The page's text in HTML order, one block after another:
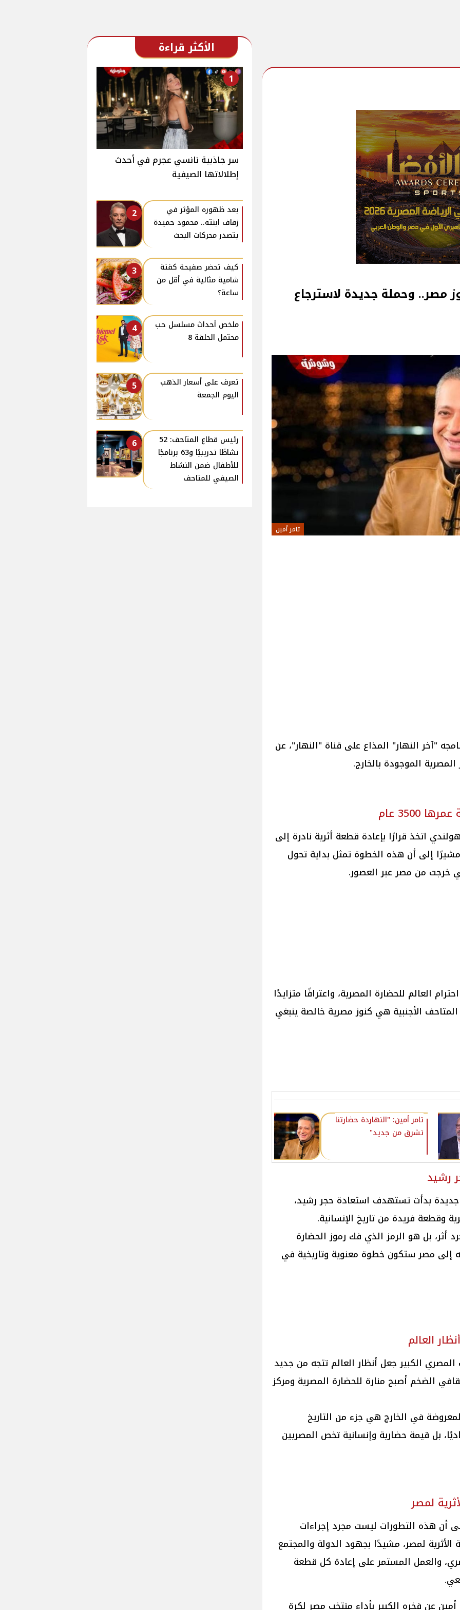
مصر.. وحملة جديدة لاسترجاع
تامر أمين
"آخر النهار" المذاع على قناة "النهار"، عن
الموجودة بالخارج.
عام
اتخذ قرارًا بإعادة قطعة أثرية نادرة إلى
إلى 3500 سنة، مشيرًا إلى أن هذه الخطوة تمثل بداية تحول
خرجت من مصر عبر العصور.
العالم للحضارة المصرية، واعترافًا متزايدًا
الأجنبية هي كنوز مصرية خالصة ينبغي
تامر أمين: "النهاردة حضارتنا
تشرق من جديد"
رشيد
بدأت تستهدف استعادة حجر رشيد،
وقطعة فريدة من تاريخ الإنسانية.
أثر، بل هو الرمز الذي فك رموز الحضارة
إلى مصر ستكون خطوة معنوية وتاريخية في
العالم
الكبير جعل أنظار العالم تتجه من جديد
الضخم أصبح منارة للحضارة المصرية ومركز
في الخارج هي جزء من التاريخ
بل قيمة حضارية وإنسانية تخص المصريين
لمصر
أن هذه التطورات ليست مجرد إجراءات
الأثرية لمصر، مشيدًا بجهود الدولة والمجتمع
والعمل المستمر على إعادة كل قطعة
عن فخره الكبير بأداء منتخب مصر لكرة
الأكثر قراءة
1
سر جاذبية نانسي عجرم في أحدث
إطلالاتها الصيفية
2
بعد ظهوره المؤثر في
زفاف ابنته.. محمود حميدة
يتصدر محركات البحث
3
كيف تحضر صفيحة كفتة
شامية مثالية في أقل من
ساعة؟
4
ملخص أحداث مسلسل حب
محتمل الحلقة 8
5
تعرف على أسعار الذهب
اليوم الجمعة
6
رئيس قطاع المتاحف: 52
نشاطًا تدريبيًا و63 برنامجًا
للأطفال ضمن النشاط
الصيفي للمتاحف